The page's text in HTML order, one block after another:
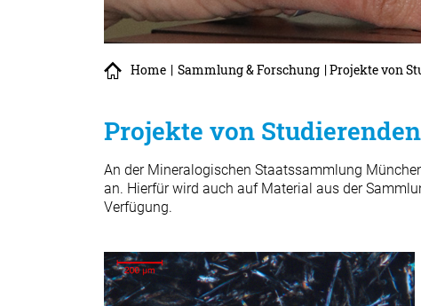
Home | Sammlung & Forschung | Projekte von
Projekte von Studierenden
An der Mineralogischen Staatssammlung
an. Hierfür wird auch auf Material aus der
Verfügung.